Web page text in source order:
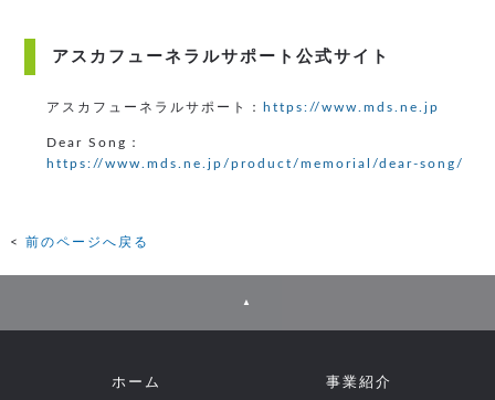
アスカフューネラルサポート公式サイト
アスカフューネラルサポート： https://www.mds.ne.jp
Dear Song：
https://www.mds.ne.jp/product/memorial/dear-song/
前のページへ戻る
▲
ホーム 事業紹介